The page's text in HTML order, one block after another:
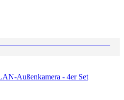
Außenkamera - 4er Set